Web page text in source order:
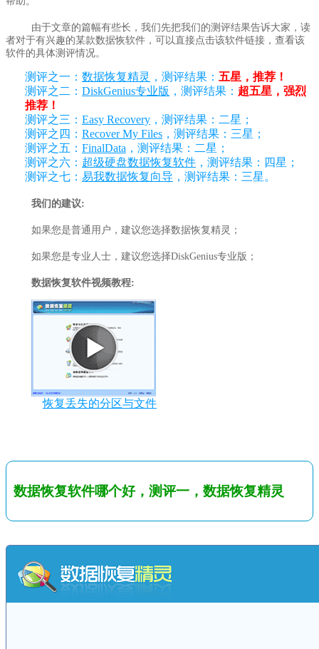
由于文章的篇幅有些长，我们先把我们的测评结果告诉大家，读
者对于有兴趣的某款数据恢软件，可以直接点击该软件链接，查看该
软件的具体测评情况。
测评之一： 数据恢复精灵 ，测评结果： 五星，推荐！
测评之二： DiskGenius专业版 ，测评结果： 超五星，强烈
推荐！
测评之三： Easy Recovery ，测评结果：二星；
测评之四： Recover My Files ，测评结果：三星；
测评之五： FinalData ，测评结果：二星；
测评之六： 超级硬盘数据恢复软件 ，测评结果：四星；
测评之七： 易我数据恢复向导 ，测评结果：三星。
我们的建议:
如果您是普通用户，建议您选择数据恢复精灵；
如果您是专业人士，建议您选择DiskGenius专业版；
数据恢复软件视频教程:
恢复丢失的分区与文件
数据恢复软件哪个好，测评一，数据恢复精灵